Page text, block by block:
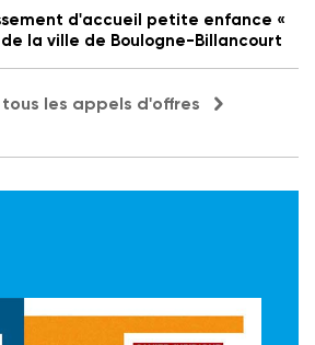
d'accueil petite enfance «
la ville de Boulogne-Billancourt
les appels d'offres